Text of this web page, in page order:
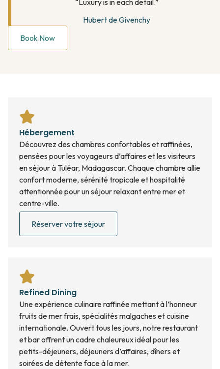
“Luxury is in each detail.”
Hubert de Givenchy
Book Now
Hébergement
Découvrez des chambres confortables et raffinées,
pensées pour les voyageurs d’affaires et les visiteurs
en séjour à Tuléar, Madagascar. Chaque chambre allie
confort moderne, sérénité tropicale et hospitalité
attentionnée pour un séjour relaxant entre mer et
centre-ville.
Réserver votre séjour
Refined Dining
Une expérience culinaire raffinée mettant à l’honneur
fruits de mer frais, spécialités malgaches et cuisine
internationale. Ouvert tous les jours, notre restaurant
et bar offrent un cadre chaleureux idéal pour les
petits-déjeuners, déjeuners d’affaires, dîners et
soirées de détente face à la mer.